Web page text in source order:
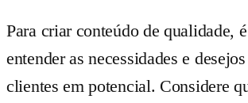
Para criar conteúdo de qualidade,
entender as necessidades e
clientes em potencial. Considere